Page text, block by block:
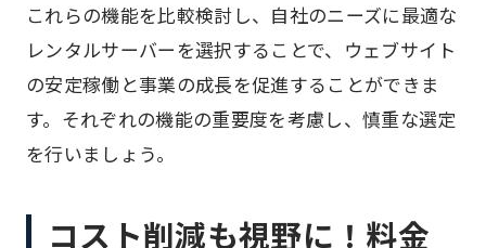
これらの機能を比較検討し、自社のニーズに最適な
レンタルサーバーを選択することで、ウェブサイト
の安定稼働と事業の成長を促進することができま
す。それぞれの機能の重要度を考慮し、慎重な選定
を行いましょう。
コスト削減も視野に！料金